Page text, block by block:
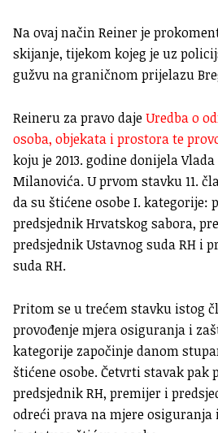
Na ovaj način Reiner je
skijanje, tijekom kojeg je uz
gužvu na graničnom prijelazu
Reineru za pravo dajeUredba o
osoba, objekata i prostora te
koju je 2013. godine donijela
Milanovića. U prvom stavku 11.
da su štićene osobe I. kategorije:
predsjednik Hrvatskog sabora,
predsjednik Ustavnog suda RH i
suda RH.
Pritom se u trećem stavku istog
provođenje mjera osiguranja i
kategorije započinje danom
štićene osobe. Četvrti stavak pak
predsjednik RH, premijer i
odreći prava na mjere